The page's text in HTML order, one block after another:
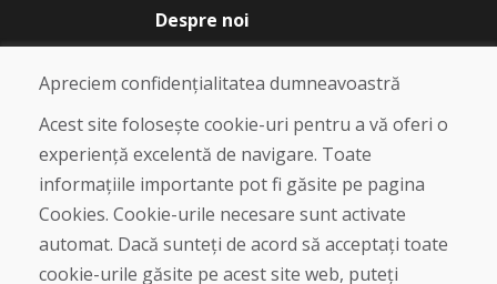
Despre noi
Blog
Despre noi
Magazin
Contact
Cumpărare
Magazin online
Livrare și plată
Plângere
Apreciem confidențialitatea dumneavoastră
Acest site folosește cookie-uri pentru a vă oferi o
experiență excelentă de navigare. Toate
informațiile importante pot fi găsite pe pagina
Cookies. Cookie-urile necesare sunt activate
automat. Dacă sunteți de acord să acceptați toate
cookie-urile găsite pe acest site web, puteți